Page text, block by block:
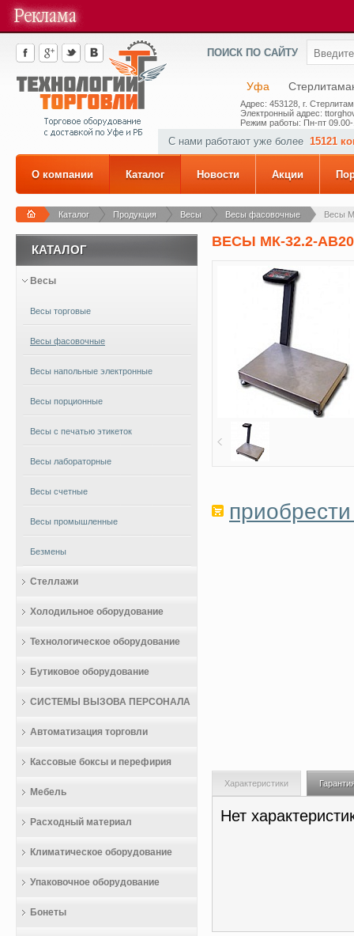
ПОИСК ПО САЙТУ
Уфа
Адрес: 453128, г.
Электронный адрес:
Режим работы: Пн-пт
С нами работают уже более 15121
О компании Каталог Новости Акции
Каталог Продукция Весы Весы фасовочные Весы
ВЕСЫ МК-32.2-АВ20
Характеристики
Нет
КАТАЛОГ
Весы
Весы торговые
Весы фасовочные
Весы напольные электронные
Весы порционные
Весы с печатью этикеток
Весы лабораторные
Весы счетные
Весы промышленные
Безмены
Стеллажи
Холодильное оборудование
Технологическое оборудование
Бутиковое оборудование
СИСТЕМЫ ВЫЗОВА ПЕРСОНАЛА
Автоматизация торговли
Кассовые боксы и перефирия
Мебель
Расходный материал
Климатическое оборудование
Упаковочное оборудование
Бонеты